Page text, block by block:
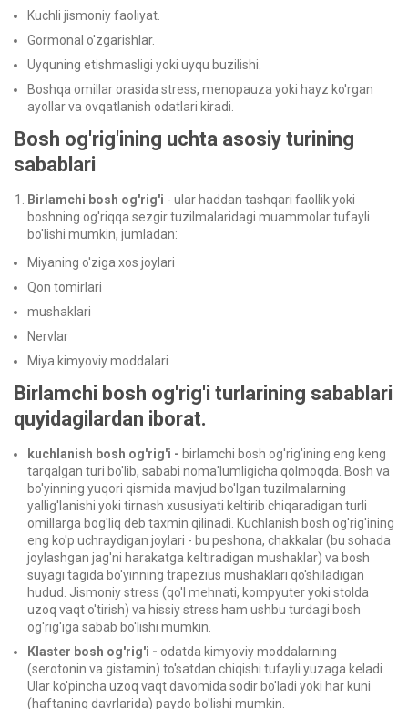
Kuchli jismoniy faoliyat.
Gormonal o'zgarishlar.
Uyquning etishmasligi yoki uyqu buzilishi.
Boshqa omillar orasida stress, menopauza yoki hayz ko'rgan
ayollar va ovqatlanish odatlari kiradi.
Bosh og'rig'ining uchta asosiy turining
sabablari
Birlamchi bosh og'rig'i - ular haddan tashqari faollik yoki
boshning og'riqqa sezgir tuzilmalaridagi muammolar tufayli
bo'lishi mumkin, jumladan:
Miyaning o'ziga xos joylari
Qon tomirlari
mushaklari
Nervlar
Miya kimyoviy moddalari
Birlamchi bosh og'rig'i turlarining sabablari
quyidagilardan iborat.
kuchlanish bosh og'rig'i - birlamchi bosh og'rig'ining eng keng
tarqalgan turi bo'lib, sababi noma'lumligicha qolmoqda. Bosh va
bo'yinning yuqori qismida mavjud bo'lgan tuzilmalarning
yallig'lanishi yoki tirnash xususiyati keltirib chiqaradigan turli
omillarga bog'liq deb taxmin qilinadi. Kuchlanish bosh og'rig'ining
eng ko'p uchraydigan joylari - bu peshona, chakkalar (bu sohada
joylashgan jag'ni harakatga keltiradigan mushaklar) va bosh
suyagi tagida bo'yinning trapezius mushaklari qo'shiladigan
hudud. Jismoniy stress (qo'l mehnati, kompyuter yoki stolda
uzoq vaqt o'tirish) va hissiy stress ham ushbu turdagi bosh
og'rig'iga sabab bo'lishi mumkin.
Klaster bosh og'rig'i - odatda kimyoviy moddalarning
(serotonin va gistamin) to'satdan chiqishi tufayli yuzaga keladi.
Ular ko'pincha uzoq vaqt davomida sodir bo'ladi yoki har kuni
(haftaning davrlarida) paydo bo'lishi mumkin.